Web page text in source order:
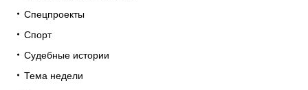
Спецпроекты
Спорт
Судебные истории
Тема недели